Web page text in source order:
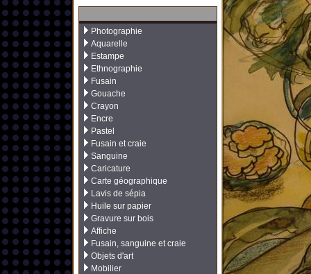
Photographie
Aquarelle
Estampe
Ethnographie
Fusain
Gouache
Crayon
Encre
Pastel
Fusain et craie
Sanguine
Caricature
Carte géographique
Lavis de sépia
Huile sur papier
Gravure sur bois
Affiche
Fusain, sanguine et craie
Objets d'art
Mobilier